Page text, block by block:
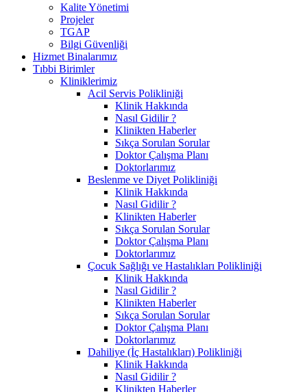
Kalite Yönetimi
Projeler
TGAP
Bilgi Güvenliği
Hizmet Binalarımız
Tıbbi Birimler
Kliniklerimiz
Acil Servis Polikliniği
Klinik Hakkında
Nasıl Gidilir ?
Klinikten Haberler
Sıkça Sorulan Sorular
Doktor Çalışma Planı
Doktorlarımız
Beslenme ve Diyet Polikliniği
Klinik Hakkında
Nasıl Gidilir ?
Klinikten Haberler
Sıkça Sorulan Sorular
Doktor Çalışma Planı
Doktorlarımız
Çocuk Sağlığı ve Hastalıkları Polikliniği
Klinik Hakkında
Nasıl Gidilir ?
Klinikten Haberler
Sıkça Sorulan Sorular
Doktor Çalışma Planı
Doktorlarımız
Dahiliye (İç Hastalıkları) Polikliniği
Klinik Hakkında
Nasıl Gidilir ?
Klinikten Haberler